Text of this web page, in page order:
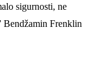
sigurnosti, ne
Bendžamin Frenklin